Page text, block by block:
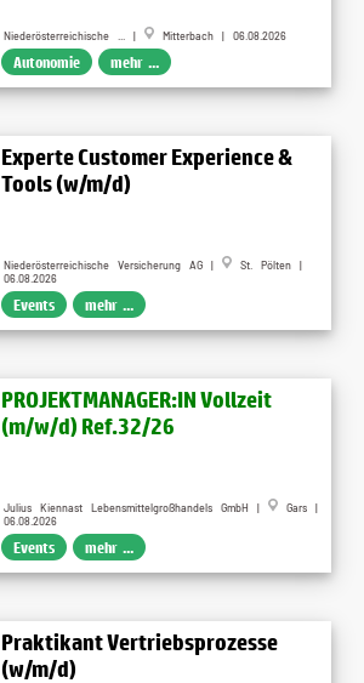
Niederösterreichische ... | Mitterbach | 06.08.2026
Autonomie mehr ...
Experte Customer Experience &
Tools (w/m/d)
Niederösterreichische Versicherung AG |
St. Pölten |
06.08.2026
Events mehr ...
PROJEKTMANAGER:IN Vollzeit
(m/w/d) Ref.32/26
Julius Kiennast Lebensmittelgroßhandels GmbH |
Gars |
06.08.2026
Events mehr ...
Praktikant Vertriebsprozesse
(w/m/d)